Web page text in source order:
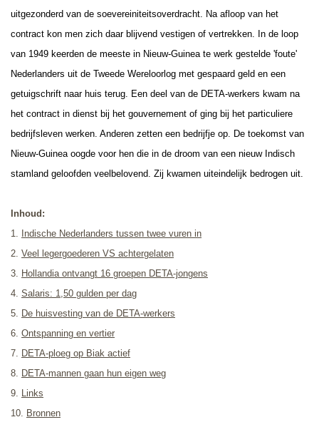
uitgezonderd van de soevereiniteitsoverdracht.
Na afloop van het
contract kon men zich daar blijvend vestigen of vertrekken. In de loop
van 1949 keerden de meeste in Nieuw-Guinea te werk gestelde 'foute'
Nederlanders uit de Tweede Wereloorlog met gespaard geld en een
getuigschrift naar huis terug. Een deel van de DETA-werkers kwam na
het contract in dienst bij het gouvernement of ging bij het particuliere
bedrijfsleven werken. Anderen zetten een bedrijfje op. De toekomst van
Nieuw-Guinea oogde voor hen die in de droom van een nieuw Indisch
stamland geloofden veelbelovend. Zij kwamen uiteindelijk bedrogen uit.
Inhoud:
1.
Indische Nederlanders tussen twee vuren in
2. Veel legergoederen VS achtergelaten
3.
Hollandia ontvangt 16 groepen DETA-jongens
4. Salaris: 1,50 gulden per dag
5.
De huisvesting van de DETA-werkers
6. Ontspanning en vertier
7.
DETA-ploeg op Biak actief
8.
DETA-mannen gaan hun eigen weg
9.
Links
10.
Bronnen